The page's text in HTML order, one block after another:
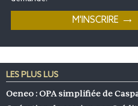
LES PLUS LUS
Oeneo : OPA simplifiée de